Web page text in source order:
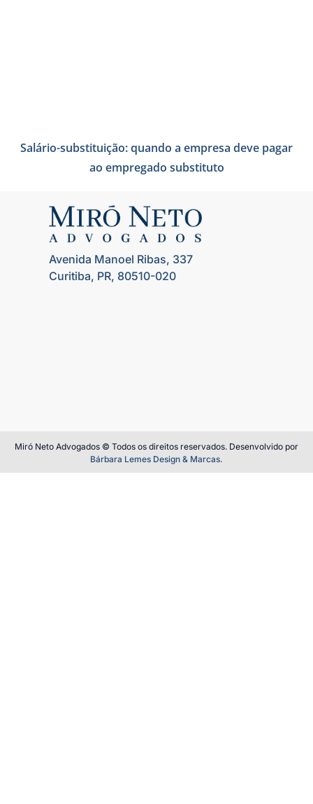
Salário-substituição: quando a empresa deve pagar
ao empregado substituto
Avenida Manoel Ribas, 337
Curitiba, PR, 80510-020
Miró Neto Advogados © Todos os direitos reservados. Desenvolvido por
Bárbara Lemes Design & Marcas.